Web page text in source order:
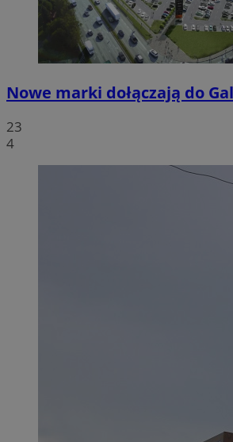
Nowe marki dołączają do
23
4